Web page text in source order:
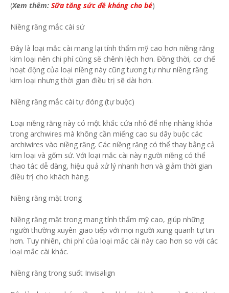
(Xem thêm: Sữa tăng sức đề kháng cho bé)
Niềng răng mắc cài sứ
Đây là loại mắc cài mang lại tính thẩm mỹ cao hơn niềng răng
kim loại nên chi phí cũng sẽ chênh lệch hơn. Đồng thời, cơ chế
hoạt động của loại niềng này cũng tương tự như niềng răng
kim loại nhưng thời gian điều trị sẽ dài hơn.
Niềng răng mắc cài tự đóng (tự buộc)
Loại niềng răng này có một khấc cứa nhỏ để nhẹ nhàng khóa
trong archwires mà không cần miếng cao su dây buộc các
archiwires vào niềng răng. Các niềng răng có thể thay bằng cả
kim loại và gốm sứ. Với loại mắc cài này người niềng có thể
thao tác dễ dàng, hiệu quả xử lý nhanh hơn và giảm thời gian
điều trị cho khách hàng.
Niềng răng mặt trong
Niềng răng mặt trong mang tính thẩm mỹ cao, giúp những
người thường xuyên giao tiếp với mọi người xung quanh tự tin
hơn. Tuy nhiên, chi phí của loại mắc cài này cao hơn so với các
loại mắc cài khác.
Niềng răng trong suốt Invisalign